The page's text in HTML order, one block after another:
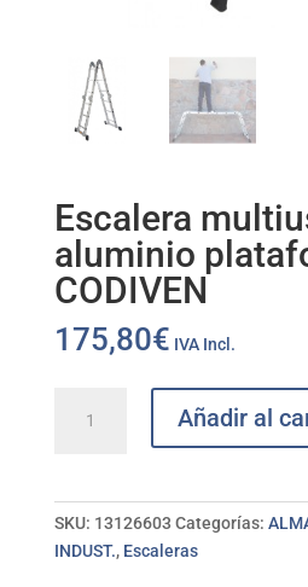
Escalera
aluminio
CODIVEN
175,80€ IVA Incl.
multiuso
Añadir al
SKU: 13126603 Categorías:
INDUST., Escaleras